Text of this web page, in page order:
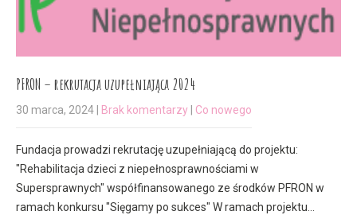
PFRON – rekrutacja uzupełniająca 2024
30 marca, 2024 Brak komentarzy Co nowego
Fundacja prowadzi rekrutację uzupełniającą do projektu:
"Rehabilitacja dzieci z niepełnosprawnościami w
Supersprawnych" współfinansowanego ze środków PFRON w
ramach konkursu "Sięgamy po sukces" W ramach projektu…